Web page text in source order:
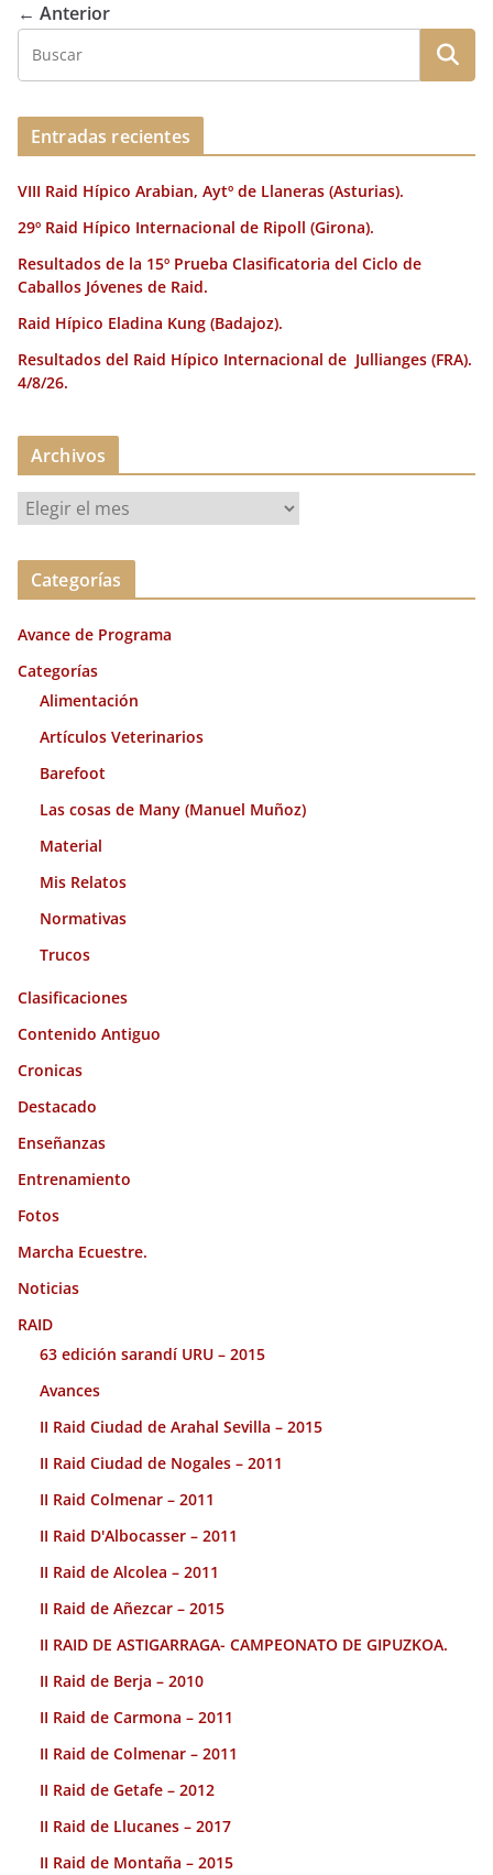
o
o
k
n rt
ir
← Anterior
Entradas recientes
VIII Raid Hípico Arabian, Aytº de Llaneras (Asturias).
29º Raid Hípico Internacional de Ripoll (Girona).
Resultados de la 15º Prueba Clasificatoria del Ciclo de
Caballos Jóvenes de Raid.
Raid Hípico Eladina Kung (Badajoz).
Resultados del Raid Hípico Internacional de Jullianges (FRA).
4/8/26.
Archivos
r
c
v
o
Categorías
Avance de Programa
Categorías
Alimentación
Artículos Veterinarios
Barefoot
Las cosas de Many (Manuel Muñoz)
Material
Mis Relatos
Normativas
Trucos
Clasificaciones
Contenido Antiguo
Cronicas
Destacado
Enseñanzas
Entrenamiento
Fotos
Marcha Ecuestre.
Noticias
RAID
63 edición sarandí URU – 2015
Avances
II Raid Ciudad de Arahal Sevilla – 2015
II Raid Ciudad de Nogales – 2011
II Raid Colmenar – 2011
II Raid D'Albocasser – 2011
II Raid de Alcolea – 2011
II Raid de Añezcar – 2015
II RAID DE ASTIGARRAGA- CAMPEONATO DE GIPUZKOA.
II Raid de Berja – 2010
II Raid de Carmona – 2011
II Raid de Colmenar – 2011
II Raid de Getafe – 2012
II Raid de Llucanes – 2017
II Raid de Montaña – 2015